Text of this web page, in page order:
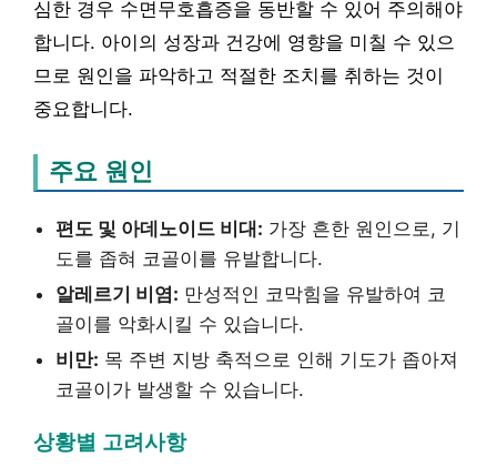
심한 경우 수면무호흡증을 동반할 수 있어 주의해야
합니다. 아이의 성장과 건강에 영향을 미칠 수 있으
므로 원인을 파악하고 적절한 조치를 취하는 것이
중요합니다.
주요 원인
편도 및 아데노이드 비대: 가장 흔한 원인으로, 기
도를 좁혀 코골이를 유발합니다.
알레르기 비염: 만성적인 코막힘을 유발하여 코
골이를 악화시킬 수 있습니다.
비만: 목 주변 지방 축적으로 인해 기도가 좁아져
코골이가 발생할 수 있습니다.
상황별 고려사항